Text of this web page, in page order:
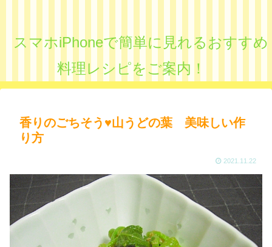
スマホiPhoneで簡単に見れるおすすめ
料理レシピをご案内！
香りのごちそう♥山うどの葉 美味しい作
り方
2021.11.22